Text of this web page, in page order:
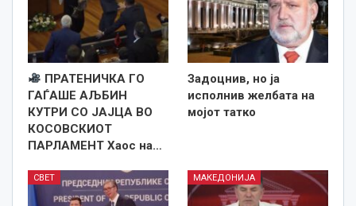
ПРАТЕНИЧКА ГО
ГАЃАШЕ АЉБИН
КУТРИ СО ЈАЈЦА ВО
КОСОВСКИОТ
ПАРЛАМЕНТ Хаос на…
Задоцнив, но ја
исполнив желбата на
мојот татко
СВЕТ МАКЕДОНИЈА